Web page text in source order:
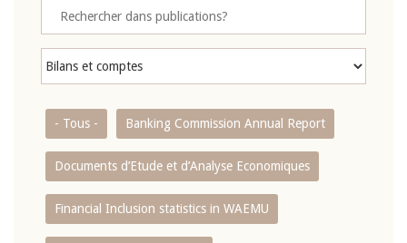
- Tous - Banking Commission Annual Report
Documents d’Etude et d’Analyse Economiques
Financial Inclusion statistics in WAEMU